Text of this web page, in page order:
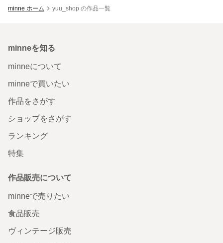
minne ホーム yuu_shop の作品一覧
minneを知る
minneについて
minneで買いたい
作品をさがす
ショップをさがす
ランキング
特集
作品販売について
minneで売りたい
食品販売
ヴィンテージ販売